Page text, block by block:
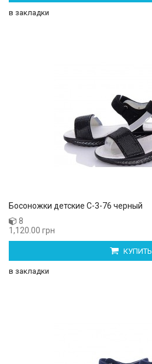
в закладки
Босоножки детские С-3-76 черный
8
1,120.00 грн
КУПИТЬ
в закладки